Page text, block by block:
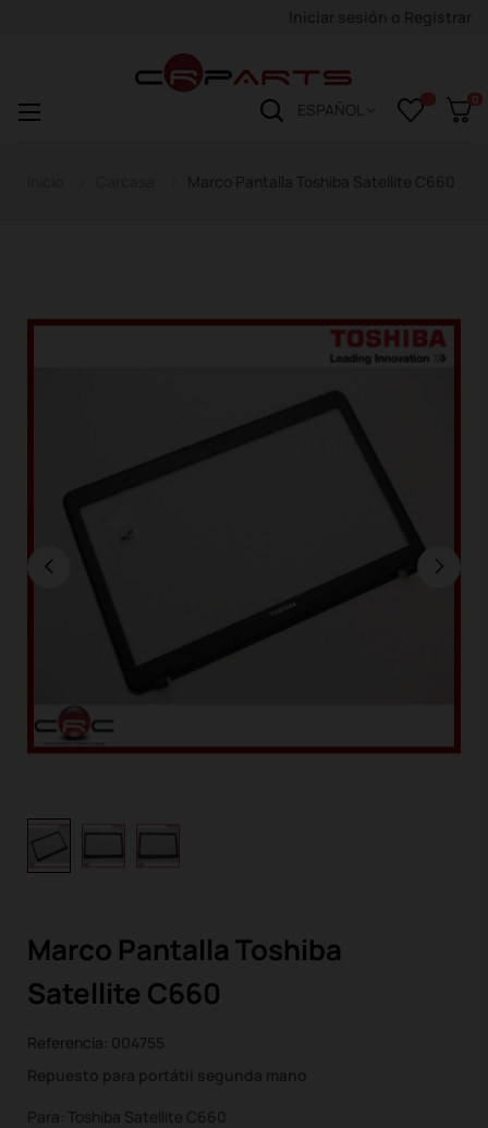
ESPAÑOL
0
Navegación
☰
Marco Pantalla Toshiba
Satellite C660
Referencia: 004755
Repuesto para portátil segunda mano
Para: Toshiba Satellite C660